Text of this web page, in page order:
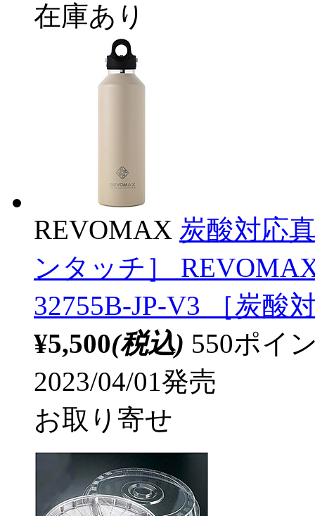
在庫あり
REVOMAX 炭酸対応
ンタッチ］
32755B-JP-V3 ［炭酸
¥5,500(税込) 550ポイ
2023/04/01発売
お取り寄せ